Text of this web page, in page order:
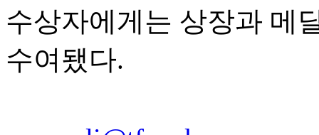
수상자에게는 상장과 메
수여됐다.